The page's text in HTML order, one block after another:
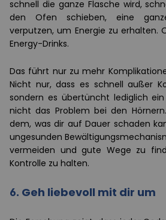
schnell die ganze Flasche wird,
den Ofen schieben, eine
verputzen, um Energie zu erhalten.
Energy-Drinks.
Das führt nur zu mehr
Nicht nur, dass es schnell außer
sondern es übertüncht lediglich
nicht das Problem bei den
dem, was dir auf Dauer schaden
ungesunden
vermeiden und gute Wege zu
Kontrolle zu halten.
6. Geh liebevoll mit dir um